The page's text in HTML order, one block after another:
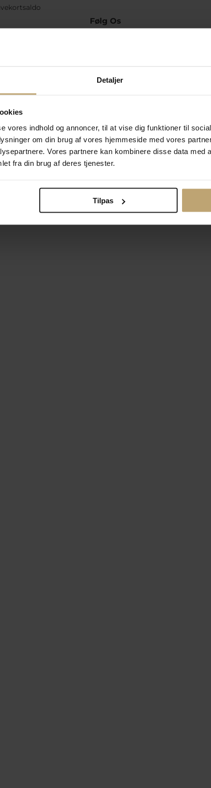
Detaljer
vores indhold og annoncer, til at vise dig funktioner til
om din brug af vores hjemmeside med vores
Vores partnere kan kombinere disse data med
fra din brug af deres tjenester.
Tilpas
Følg Os
Betalingsmuligheder
Ændr cookie-